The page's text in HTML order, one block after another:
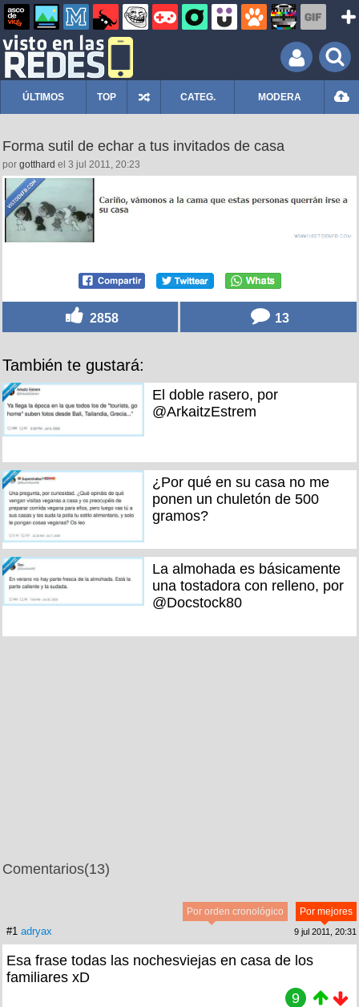
ÚLTIMOS TOP CATEG. MODERA
Forma sutil de echar a tus invitados de casa
por gotthard el 3 jul 2011, 20:23
2858 13
También te gustará:
El doble rasero, por
@ArkaitzEstrem
¿Por qué en su casa no me
ponen un chuletón de 500
gramos?
La almohada es básicamente
una tostadora con relleno, por
@Docstock80
Comentarios(13)
Por mejores
Por orden cronológico
#1 adryax 9 jul 2011, 20:31
Esa frase todas las nochesviejas en casa de los
familiares xD
9